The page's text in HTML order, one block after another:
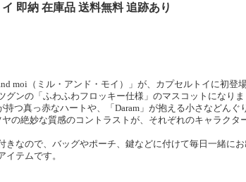
即納 在庫品 送料無料 追跡あり
moi（ミル・アンド・モイ）」が、カプセルトイに初登場
ンの「ふわふわフロッキー仕様」のマスコットになりま
つ真っ赤なハートや、「Daram」が抱える小さなどんぐ
の絶妙な質感のコントラストが、それぞれのキャラクタ
なので、バッグやポーチ、鍵などに付けて毎日一緒に
テムです。